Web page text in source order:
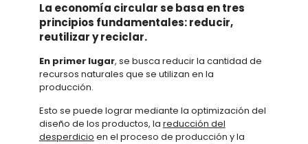
La economía circular se basa en tres
principios fundamentales: reducir,
reutilizar y reciclar.
En primer lugar, se busca reducir la cantidad de
recursos naturales que se utilizan en la
producción.
Esto se puede lograr mediante la optimización del
diseño de los productos, la reducción del
desperdicio en el proceso de producción y la